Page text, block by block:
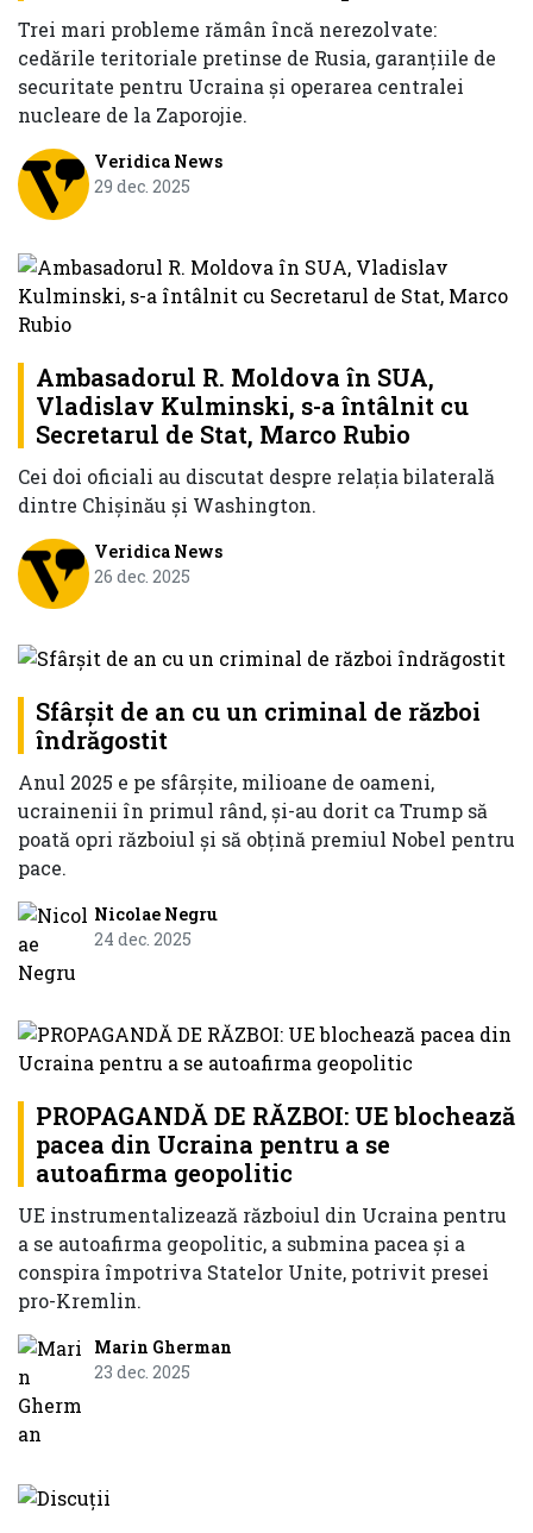
Trei mari probleme rămân încă nerezolvate:
cedările teritoriale pretinse de Rusia, garanțiile de
securitate pentru Ucraina și operarea centralei
nucleare de la Zaporojie.
Veridica News
29 dec. 2025
Ambasadorul R. Moldova în SUA,
Vladislav Kulminski, s-a întâlnit cu
Secretarul de Stat, Marco Rubio
Cei doi oficiali au discutat despre relația bilaterală
dintre Chișinău și Washington.
Veridica News
26 dec. 2025
Sfârșit de an cu un criminal de război
îndrăgostit
Anul 2025 e pe sfârșite, milioane de oameni,
ucrainenii în primul rând, și-au dorit ca Trump să
poată opri războiul și să obțină premiul Nobel pentru
pace.
Nicolae Negru
24 dec. 2025
PROPAGANDĂ DE RĂZBOI: UE blochează
pacea din Ucraina pentru a se
autoafirma geopolitic
UE instrumentalizează războiul din Ucraina pentru
a se autoafirma geopolitic, a submina pacea și a
conspira împotriva Statelor Unite, potrivit presei
pro-Kremlin.
Marin Gherman
23 dec. 2025